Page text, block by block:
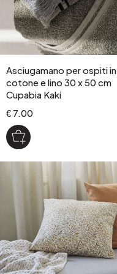
Asciugamano per ospiti in
cotone e lino 30 x 50 cm
Cupabia Kaki
€ 7.00